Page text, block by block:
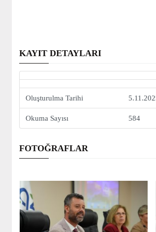
KAYIT DETAYLARI
Oluşturulma Tarihi
Okuma Sayısı 584
FOTOĞRAFLAR